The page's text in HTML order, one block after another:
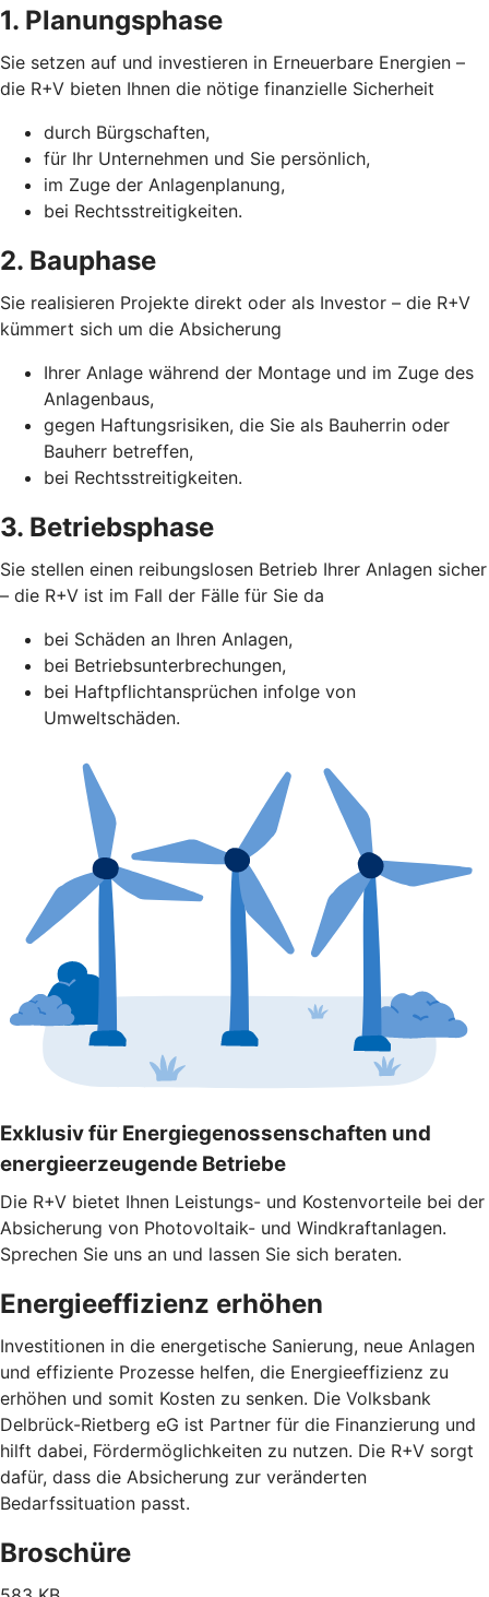
1. Planungsphase
Sie setzen auf und investieren in Erneuerbare Energien –
die R+V bieten Ihnen die nötige finanzielle Sicherheit
durch Bürgschaften,
für Ihr Unternehmen und Sie persönlich,
im Zuge der Anlagenplanung,
bei Rechtsstreitigkeiten.
2. Bauphase
Sie realisieren Projekte direkt oder als Investor – die R+V
kümmert sich um die Absicherung
Ihrer Anlage während der Montage und im Zuge des
Anlagenbaus,
gegen Haftungsrisiken, die Sie als Bauherrin oder
Bauherr betreffen,
bei Rechtsstreitigkeiten.
3. Betriebsphase
Sie stellen einen reibungslosen Betrieb Ihrer Anlagen sicher
– die R+V ist im Fall der Fälle für Sie da
bei Schäden an Ihren Anlagen,
bei Betriebsunterbrechungen,
bei Haftpflichtansprüchen infolge von
Umweltschäden.
Exklusiv für Energiegenossenschaften und
energieerzeugende Betriebe
Die R+V bietet Ihnen Leistungs- und Kostenvorteile bei der
Absicherung von Photovoltaik- und Windkraftanlagen.
Sprechen Sie uns an und lassen Sie sich beraten.
Energieeffizienz erhöhen
Investitionen in die energetische Sanierung, neue Anlagen
und effiziente Prozesse helfen, die Energieeffizienz zu
erhöhen und somit Kosten zu senken. Die Volksbank
Delbrück-Rietberg eG ist Partner für die Finanzierung und
hilft dabei, Fördermöglichkeiten zu nutzen. Die R+V sorgt
dafür, dass die Absicherung zur veränderten
Bedarfssituation passt.
Broschüre